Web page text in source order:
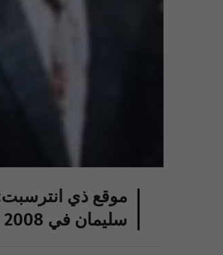
موقع ذي
سليمان في 2008